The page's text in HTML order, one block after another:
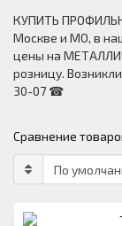
КУПИТЬ
Москве и МО, в
цены на
розницу.
30-07 ☎
Сравнение